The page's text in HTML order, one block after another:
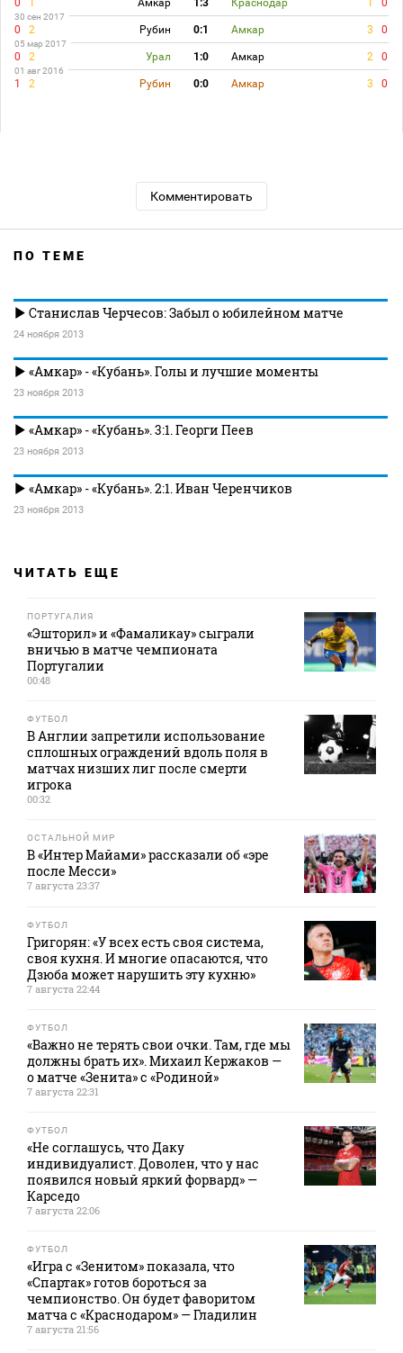
30 сен 2017
0 2 Рубин 0:1 Амкар 3 0
05 мар 2017
0 2 Урал 1:0 Амкар 2 0
01 авг 2016
1 2 Рубин 0:0 Амкар 3 0
Комментировать
ПО ТЕМЕ
Станислав Черчесов: Забыл о юбилейном матче
24 ноября 2013
«Амкар» - «Кубань». Голы и лучшие моменты
23 ноября 2013
«Амкар» - «Кубань». 3:1. Георги Пеев
23 ноября 2013
«Амкар» - «Кубань». 2:1. Иван Черенчиков
23 ноября 2013
ЧИТАТЬ ЕЩЕ
ПОРТУГАЛИЯ
«Эшторил» и «Фамаликау» сыграли
вничью в матче чемпионата
Португалии
00:48
ФУТБОЛ
В Англии запретили использование
сплошных ограждений вдоль поля в
матчах низших лиг после смерти
игрока
00:32
ОСТАЛЬНОЙ МИР
В «Интер Майами» рассказали об «эре
после Месси»
7 августа 23:37
ФУТБОЛ
Григорян: «У всех есть своя система,
своя кухня. И многие опасаются, что
Дзюба может нарушить эту кухню»
7 августа 22:44
ФУТБОЛ
«Важно не терять свои очки. Там, где мы
должны брать их». Михаил Кержаков —
о матче «Зенита» с «Родиной»
7 августа 22:31
ФУТБОЛ
«Не соглашусь, что Даку
индивидуалист. Доволен, что у нас
появился новый яркий форвард» —
Карседо
7 августа 22:06
ФУТБОЛ
«Игра с «Зенитом» показала, что
«Спартак» готов бороться за
чемпионство. Он будет фаворитом
матча с «Краснодаром» — Гладилин
7 августа 21:56